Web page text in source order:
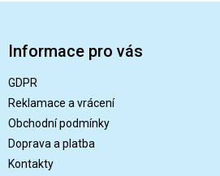
Informace pro vás
GDPR
Reklamace a vrácení
Obchodní podmínky
Doprava a platba
Kontakty